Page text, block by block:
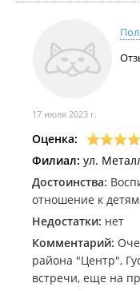
17 июля 2023 г.
Оценка:
Филиал: ул.
Достоинства:
отношение к детям
Недостатки: нет
Комментарий:
района "Центр",
встречи, еще на